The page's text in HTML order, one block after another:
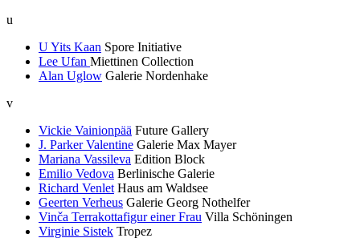
u
U Yits Kaan Spore Initiative
Lee Ufan Miettinen Collection
Alan Uglow Galerie Nordenhake
v
Vickie Vainionpää Future Gallery
J. Parker Valentine Galerie Max Mayer
Mariana Vassileva Edition Block
Emilio Vedova Berlinische Galerie
Richard Venlet Haus am Waldsee
Geerten Verheus Galerie Georg Nothelfer
Vinča Terrakottafigur einer Frau Villa Schöningen
Virginie Sistek Tropez